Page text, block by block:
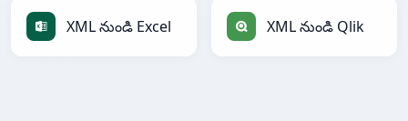
XML నుండి Excel XML నుండి Qlik